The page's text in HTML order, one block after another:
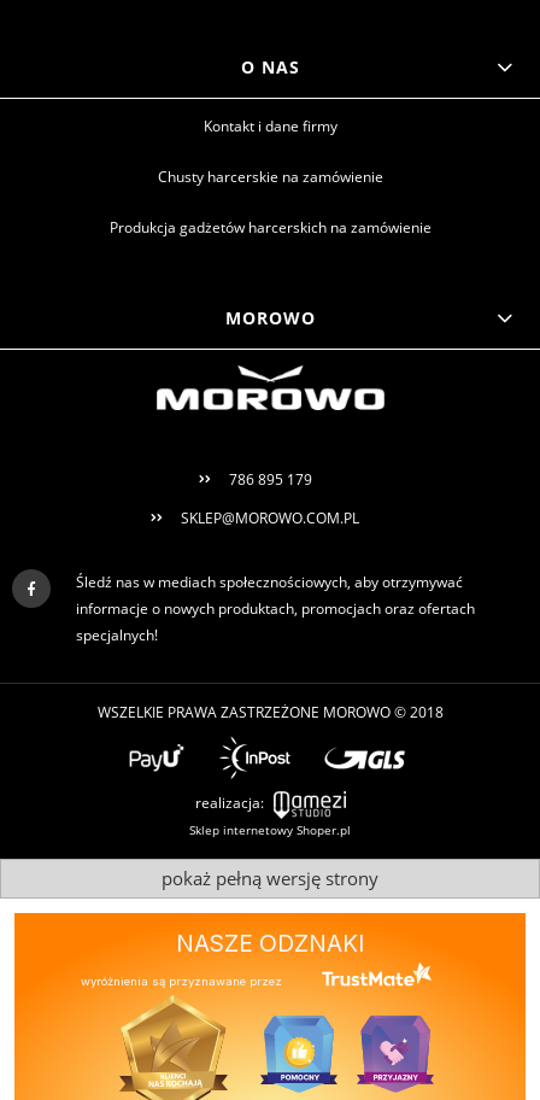
O NAS
Kontakt i dane firmy
Chusty harcerskie na zamówienie
Produkcja gadżetów harcerskich na zamówienie
MOROWO
786 895 179
SKLEP@MOROWO.COM.PL
Śledź nas w mediach społecznościowych, aby otrzymywać
informacje o nowych produktach, promocjach oraz ofertach
specjalnych!
WSZELKIE PRAWA ZASTRZEŻONE MOROWO © 2018
realizacja:
Sklep internetowy Shoper.pl
pokaż pełną wersję strony
NASZE ODZNAKI
wyróżnienia są przyznawane przez